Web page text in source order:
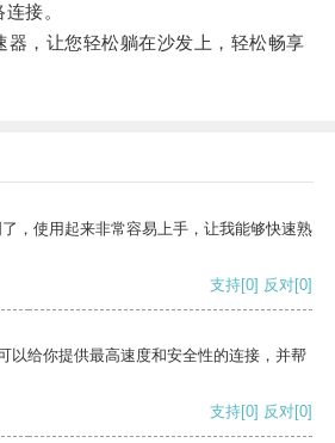
接。
，让您轻松躺在沙发上，轻松畅享
，使用起来非常容易上手，让我能够快速熟
支持[0] 反对[0]
以给你提供最高速度和安全性的连接，并帮
支持[0] 反对[0]